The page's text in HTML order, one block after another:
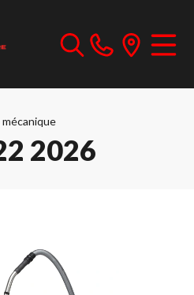
2026